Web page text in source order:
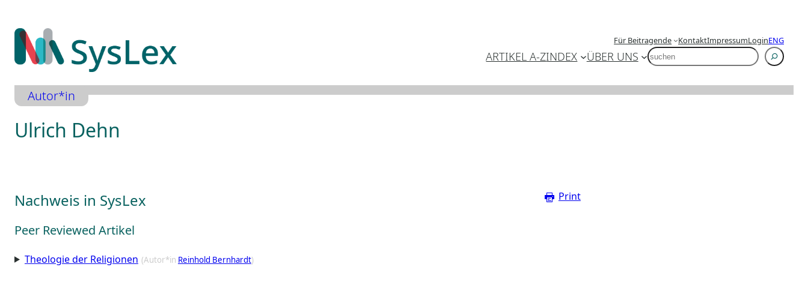
Inhalt
springen
Für Beitragende KontaktImpressumLoginENG
ARTIKEL A-ZINDEX ÜBER UNS SUCHEN
Autor*in
Ulrich Dehn
Nachweis in SysLex
Peer Reviewed Artikel
Theologie der Religionen (Autor*in Reinhold Bernhardt)
Print